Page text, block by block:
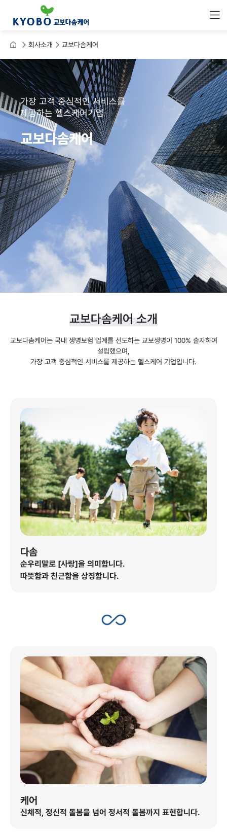
메
뉴
홈 회사소개 교보다솜케어
가장 고객 중심적인 서비스를
제공하는 헬스케어기업
교보다솜케어
교보다솜케어 소개
교보다솜케어는 국내 생명보험 업계를 선도하는 교보생명이 100% 출자하여
설립했으며,
가장 고객 중심적인 서비스를 제공하는 헬스케어 기업입니다.
다솜
순우리말로 [사랑]을 의미합니다.
따뜻함과 친근함을 상징합니다.
케어
신체적, 정신적 돌봄을 넘어 정서적 돌봄까지 표현합니다.